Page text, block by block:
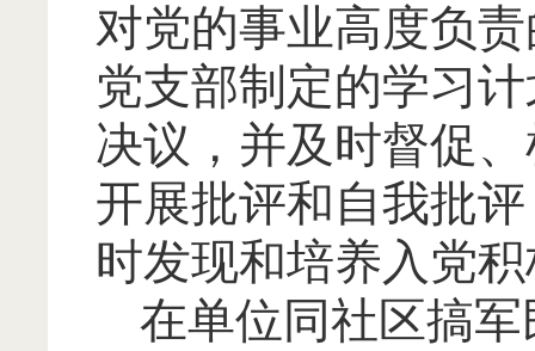
对党的事业高度负
党支部制定的学习
决议，并及时督促
开展批评和自我批
时发现和培养入党
在单位同社区搞